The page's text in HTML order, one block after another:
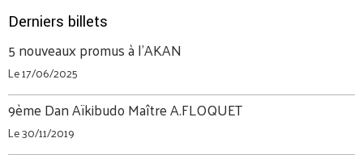
Derniers billets
5 nouveaux promus à l'AKAN
Le 17/06/2025
9ème Dan Aïkibudo Maître A.FLOQUET
Le 30/11/2019